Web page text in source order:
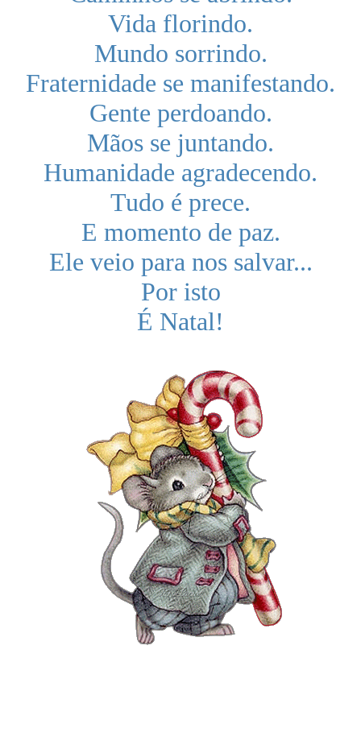
Vida florindo.
Mundo sorrindo.
Fraternidade se manifestando.
Gente perdoando.
Mãos se juntando.
Humanidade agradecendo.
Tudo é prece.
E momento de paz.
Ele veio para nos salvar...
Por isto
É Natal!